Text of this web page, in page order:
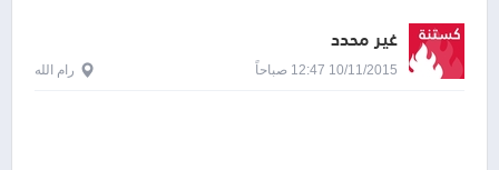
غير محدد
10/11/2015 12:47 صباحاً رام الله